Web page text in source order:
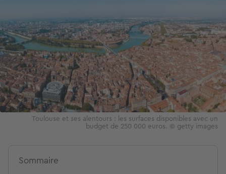
Toulouse et ses alentours : les surfaces disponibles avec un
budget de 250 000 euros. © getty images
Sommaire